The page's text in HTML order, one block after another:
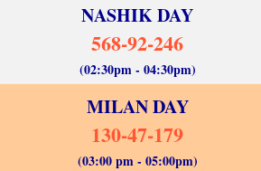
NASHIK DAY
568-92-246
(02:30pm - 04:30pm)
MILAN DAY
130-47-179
(03:00 pm - 05:00pm)